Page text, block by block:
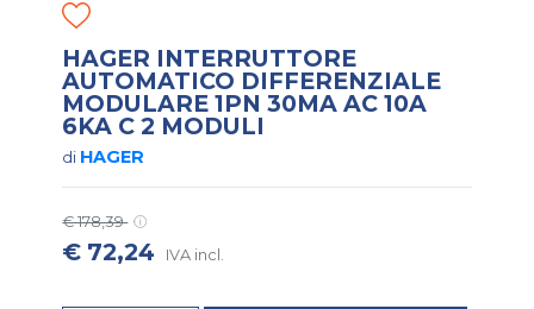
HAGER INTERRUTTORE
AUTOMATICO DIFFERENZIALE
MODULARE 1PN 30MA AC 10A
6KA C 2 MODULI
di HAGER
€ 178,39
€ 72,24 IVA incl.